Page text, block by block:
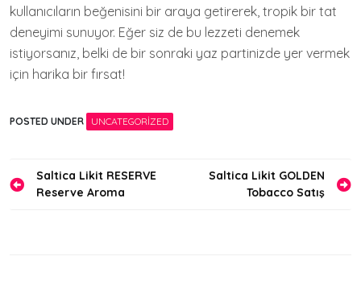
kullanıcıların beğenisini bir araya getirerek, tropik bir tat
deneyimi sunuyor. Eğer siz de bu lezzeti denemek
istiyorsanız, belki de bir sonraki yaz partinizde yer vermek
için harika bir fırsat!
POSTED UNDER UNCATEGORIZED
Yazı
gezinmesi
Saltica Likit RESERVE
Reserve Aroma
Saltica Likit GOLDEN
Tobacco Satış